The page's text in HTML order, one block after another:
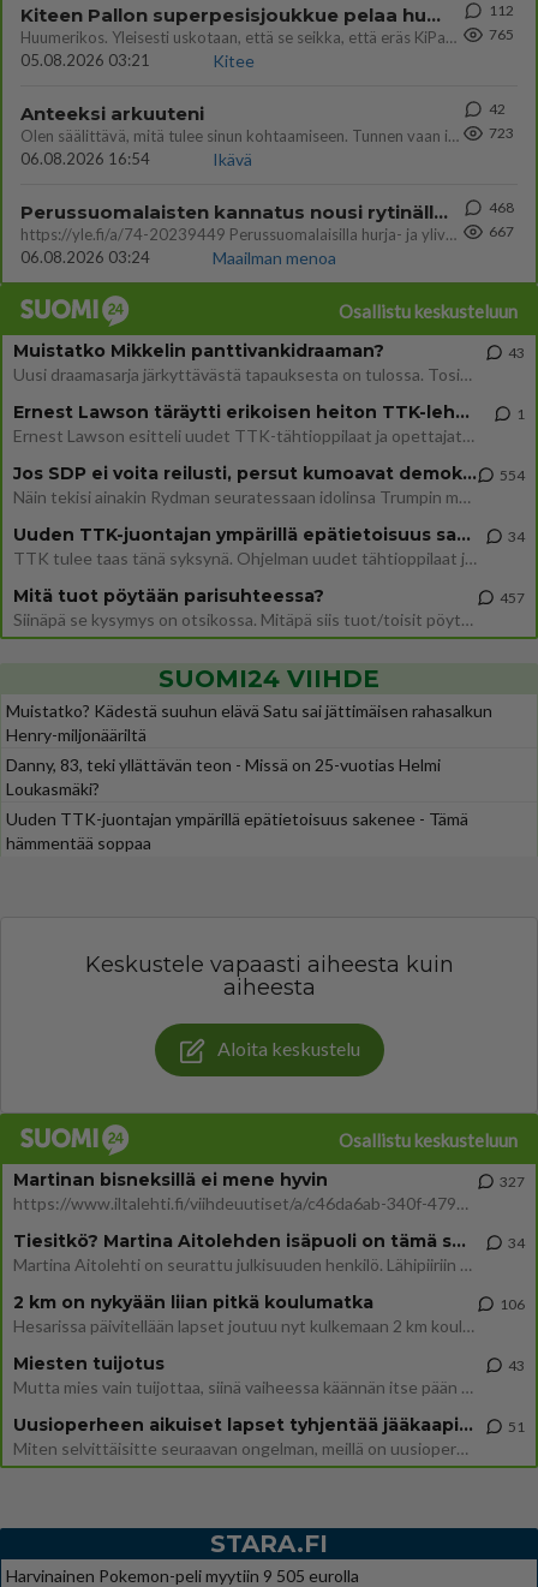
Kiteen Pallon superpesisjoukkue pelaa huumeiden vaikutuksen alaisena
Huumerikos. Yleisesti uskotaan, että se seikka, että eräs KiPan pelaaja kärähtää huumeista, on vain jäävuoren huippu. M
05.08.2026 03:21
Kitee
112
765
Anteeksi arkuuteni
Olen säälittävä, mitä tulee sinun kohtaamiseen. Tunnen vaan itseni todella epävarmaksi sun kanssa. Jos minun olisi pitän
06.08.2026 16:54
Ikävä
42
723
Perussuomalaisten kannatus nousi rytinällä Ylen tänään julkaisemassa tuoreimmassa gallup-kyselyssä.
https://yle.fi/a/74-20239449 Perussuomalaisilla hurja- ja ylivoimaisesti suurin nousu tässä uudessa Ylen gallupissa. Kyl
06.08.2026 03:24
Maailman menoa
468
667
Osallistu keskusteluun
Muistatko Mikkelin panttivankidraaman?
Uusi draamasarja järkyttävästä tapauksesta on tulossa. Tositapahtumiin perustuva sarja ammentaa vuoden 1986 Mikkelin pan
43
Ernest Lawson täräytti erikoisen heiton TTK-lehdistötilaisuudessa: " Onko tässä tarkoituksena...?"
Ernest Lawson esitteli uudet TTK-tähtioppilaat ja opettajat torstaina 6.8. lehdistölle. Tulevalla kaudella on yksi hausk
1
Jos SDP ei voita reilusti, persut kumoavat demokratian Suomesta
Näin tekisi ainakin Rydman seuratessaan idolinsa Trumpin mallia https://www.is.fi/politiikka/art-2000012187244.html
554
Uuden TTK-juontajan ympärillä epätietoisuus sakenee - Nyt MTV hämmentää soppaa
TTK tulee taas tänä syksynä. Ohjelman uudet tähtioppilaat julkistetaan torstaina 6. elokuuta klo 14 alkavassa lehdistö
34
Mitä tuot pöytään parisuhteessa?
Siinäpä se kysymys on otsikossa. Mitäpä siis tuot/toisit pöytään parisuhteessa? Oletko mies vai nainen? Koetko sen mitä
457
SUOMI24 VIIHDE
Muistatko? Kädestä suuhun elävä Satu sai jättimäisen rahasalkun
Henry-miljonääriltä
Danny, 83, teki yllättävän teon - Missä on 25-vuotias Helmi
Loukasmäki?
Uuden TTK-juontajan ympärillä epätietoisuus sakenee - Tämä
hämmentää soppaa
Keskustele vapaasti aiheesta kuin
aiheesta
Aloita keskustelu
Osallistu keskusteluun
Martinan bisneksillä ei mene hyvin
https://www.iltalehti.fi/viihdeuutiset/a/c46da6ab-340f-4790-aaa7-0865eed2336 Yrityksen konkurssihakemus on tullut kärä
327
Tiesitkö? Martina Aitolehden isäpuoli on tämä suosittu laulaja
Martina Aitolehti on seurattu julkisuuden henkilö. Lähipiiriin mahtuu muitakin tunnettuja henkilöitä. Tiesitkö, että Ma
34
2 km on nykyään liian pitkä koulumatka
Hesarissa päivitellään lapset joutuu nyt kulkemaan 2 km kouluun jösses. Ruostefillarilla tuo matka menee vaikka miten äk
106
Miesten tuijotus
Mutta mies vain tuijottaa, siinä vaiheessa käännän itse pään pois. Mikä juttu? Yleensä jos joku tuijottaa tai katsoo, hä
43
Uusioperheen aikuiset lapset tyhjentää jääkaapin käydessään
Miten selvittäisitte seuraavan ongelman, meillä on uusioperhe, minulla teini-ikäiset lapset ja puolisolla aikuiset, jotk
51
STARA.FI
Harvinainen Pokemon-peli myytiin 9 505 eurolla